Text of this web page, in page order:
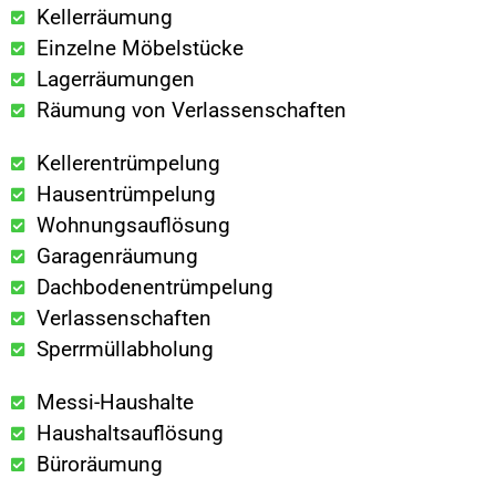
Kellerräumung
Einzelne Möbelstücke
Lagerräumungen
Räumung von Verlassenschaften
Kellerentrümpelung
Hausentrümpelung
Wohnungsauflösung
Garagenräumung
Dachbodenentrümpelung
Verlassenschaften
Sperrmüllabholung
Messi-Haushalte
Haushaltsauflösung
Büroräumung